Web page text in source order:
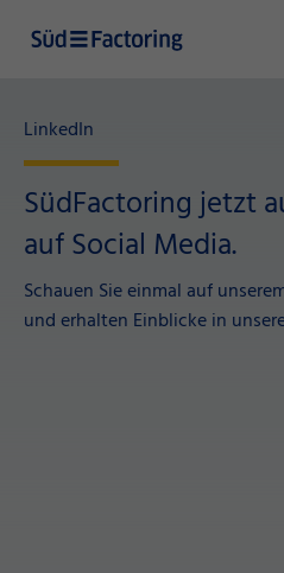
LinkedIn
SüdFactoring jetzt
auf Social Media.
Schauen Sie einmal auf
und erhalten Einblicke in